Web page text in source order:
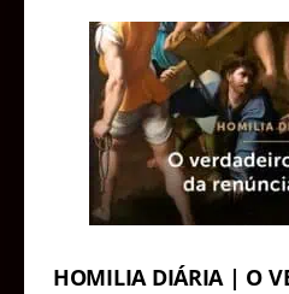
HOMILIA DIÁRIA | O